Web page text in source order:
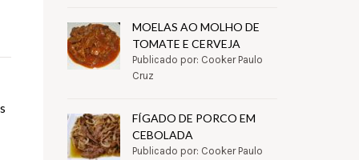
MOELAS AO MOLHO DE
TOMATE E CERVEJA
Publicado por: Cooker Paulo
Cruz
FÍGADO DE PORCO EM
CEBOLADA
Publicado por: Cooker Paulo